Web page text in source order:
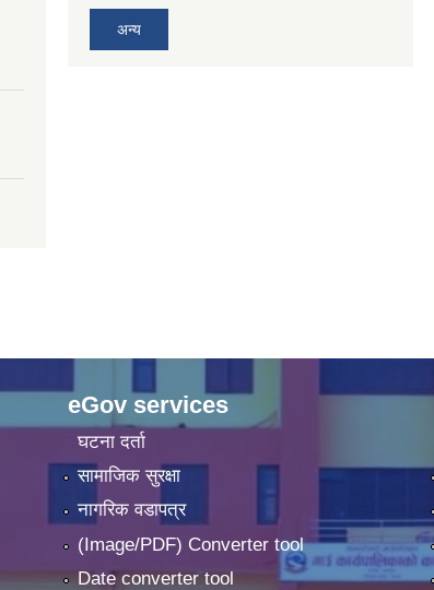
अन्य
eGov services
घटना दर्ता
सामाजिक सुरक्षा
नागरिक वडापत्र
(Image/PDF) Converter tool
Date converter tool